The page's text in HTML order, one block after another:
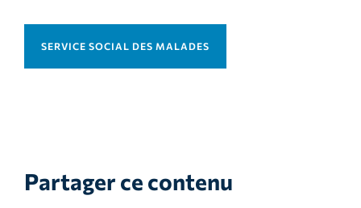
SERVICE SOCIAL DES MALADES
Partager ce contenu